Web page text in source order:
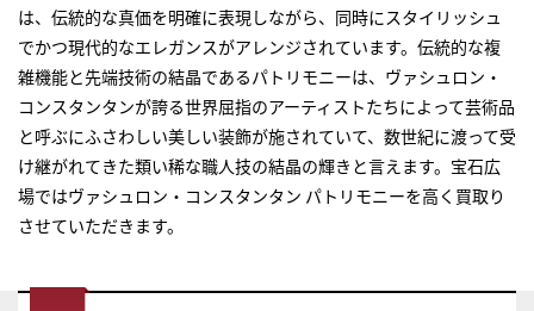
は、伝統的な真価を明確に表現しながら、同時にスタイリッシュ
でかつ現代的なエレガンスがアレンジされています。伝統的な複
雑機能と先端技術の結晶であるパトリモニーは、ヴァシュロン・
コンスタンタンが誇る世界屈指のアーティストたちによって芸術品
と呼ぶにふさわしい美しい装飾が施されていて、数世紀に渡って受
け継がれてきた類い稀な職人技の結晶の輝きと言えます。宝石広
場ではヴァシュロン・コンスタンタン パトリモニーを高く買取り
させていただきます。